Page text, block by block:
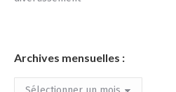
Archives mensuelles :
Archives